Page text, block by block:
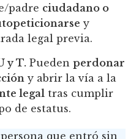
padre ciudadano o
y
legal previa.
y T. Puedenperdonar
y abrir la vía a la
legal tras cumplir
de estatus.
que entró sin